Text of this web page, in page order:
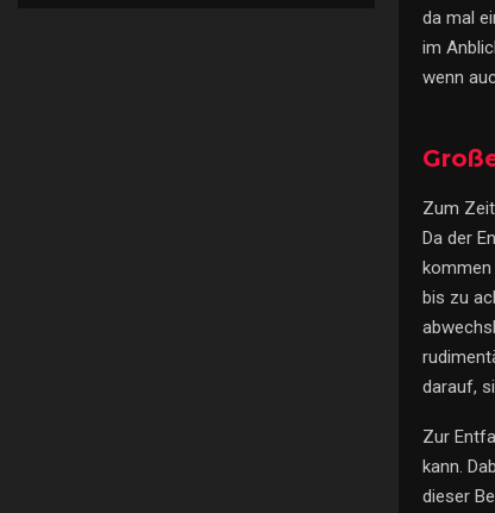
da mal
im
wenn
Zum
Da der
bis zu
darauf,
Zur
kann.
dieser